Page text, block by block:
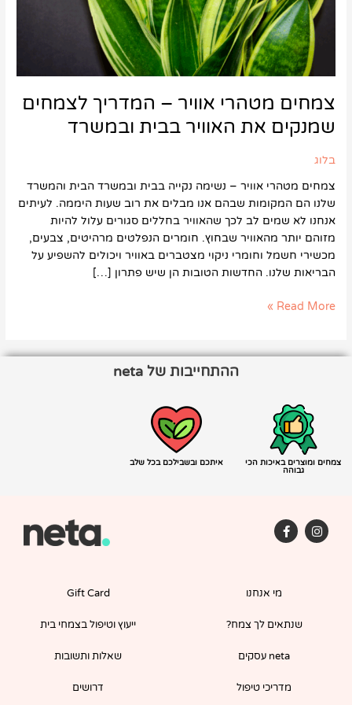
צמחים מטהרי אוויר – המדריך לצמחים
שמנקים את האוויר בבית ובמשרד
בלוג
צמחים מטהרי אוויר – נשימה נקייה בבית ובמשרד הבית והמשרד
שלנו הם המקומות שבהם אנו מבלים את רוב שעות היממה. לעיתים
אנחנו לא שמים לב לכך שהאוויר בחללים סגורים עלול להיות
מזוהם יותר מהאוויר שבחוץ. חומרים הנפלטים מרהיטים, צבעים,
מכשירי חשמל וחומרי ניקוי מצטברים באוויר ויכולים להשפיע על
הבריאות שלנו. החדשות הטובות הן שיש פתרון […]
בבית
ובמשרד
Read More »
ההתחייבות של neta
צמחים ומוצרים באיכות הכי
גבוהה
איתכם ובשבילכם בכל שלב
I
n
s
F
a
c
o
-
f
מי אנחנו
שנתאים לך צמח?
neta עסקים
מדריכי טיפול
Gift Card
ייעוץ וטיפול בצמחי בית
שאלות ותשובות
דרושים